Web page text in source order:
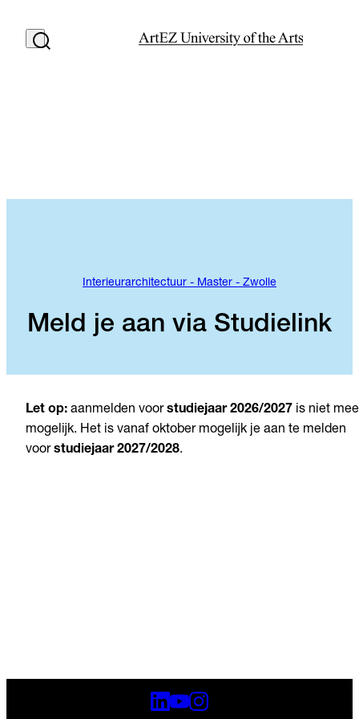
Interieurarchitectuur - Master - Zwolle
Meld je aan via Studielink
Let op: aanmelden voorstudiejaar 2026/2027 is niet
mogelijk. Het is vanaf oktober mogelijk je aan te melden
voorstudiejaar 2027/2028.